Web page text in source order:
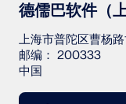
德儒巴软件（
上海市普陀区曹杨路
邮编： 200333
中国